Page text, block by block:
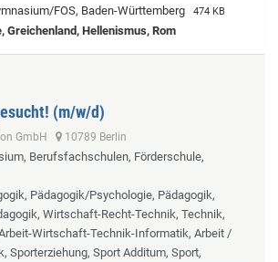
FOS, Baden-Württemberg 474 KB
Greichenland, Hellenismus, Rom
(m/w/d)
GmbH 10789 Berlin
Berufsfachschulen, Förderschule,
Pädagogik/Psychologie, Pädagogik,
Wirtschaft-Recht-Technik, Technik,
Wirtschaft-Technik-Informatik, Arbeit /
Sporterziehung, Sport Additum, Sport,